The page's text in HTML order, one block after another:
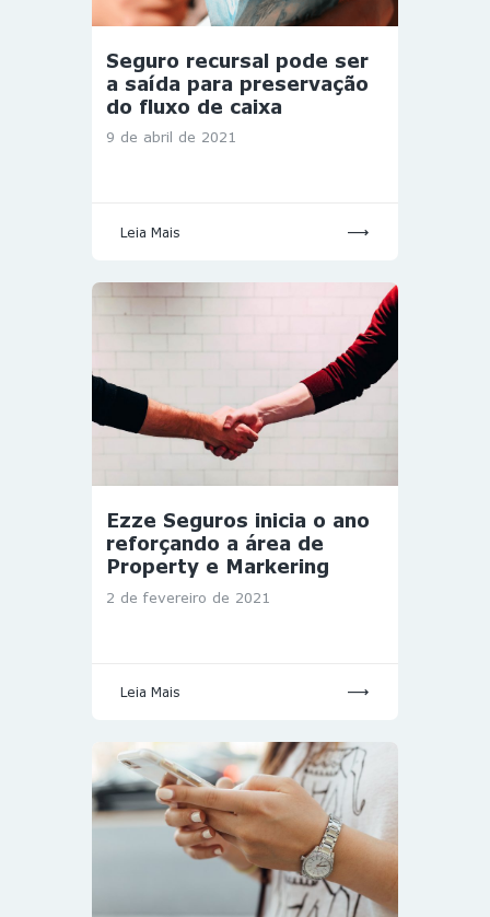
Seguro recursal pode ser
a saída para preservação
do fluxo de caixa
9 de abril de 2021
Leia Mais
Ezze Seguros inicia o ano
reforçando a área de
Property e Markering
2 de fevereiro de 2021
Leia Mais